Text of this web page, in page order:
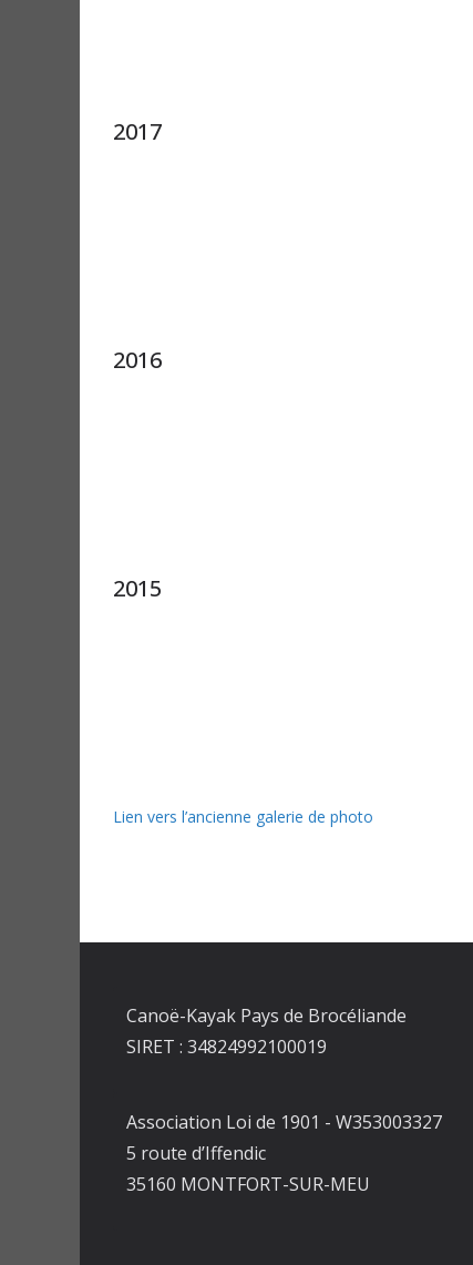
2017
2016
2015
Lien vers l’ancienne galerie de photo
Canoë-Kayak Pays de Brocéliande
SIRET : 34824992100019
Association Loi de 1901 - W353003327
5 route d’Iffendic
35160 MONTFORT-SUR-MEU